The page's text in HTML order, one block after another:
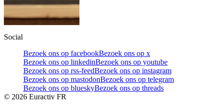
Social
Bezoek ons op facebookBezoek ons op x
Bezoek ons op linkedinBezoek ons op youtube
Bezoek ons op rss-feedBezoek ons op instagram
Bezoek ons op mastodonBezoek ons op telegram
Bezoek ons op blueskyBezoek ons op threads
© 2026 Euractiv FR